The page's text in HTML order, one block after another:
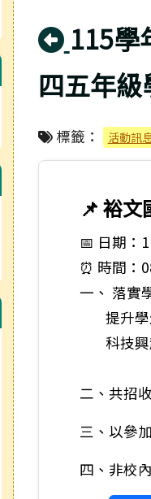
回上頁
115學
四五年
標籤： 活動訊
📌 裕
📅 日期：
⏰ 時間：
一、 落實
提升學
科技興
二、共招
三、以參
四、非校